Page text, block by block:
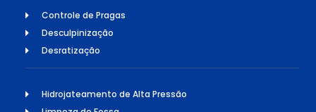
Controle de Pragas
Desculpinização
Desratização
Hidrojateamento de Alta Pressão